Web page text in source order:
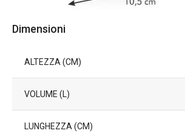
Dimensioni
ALTEZZA (CM)
VOLUME (L)
LUNGHEZZA (CM)